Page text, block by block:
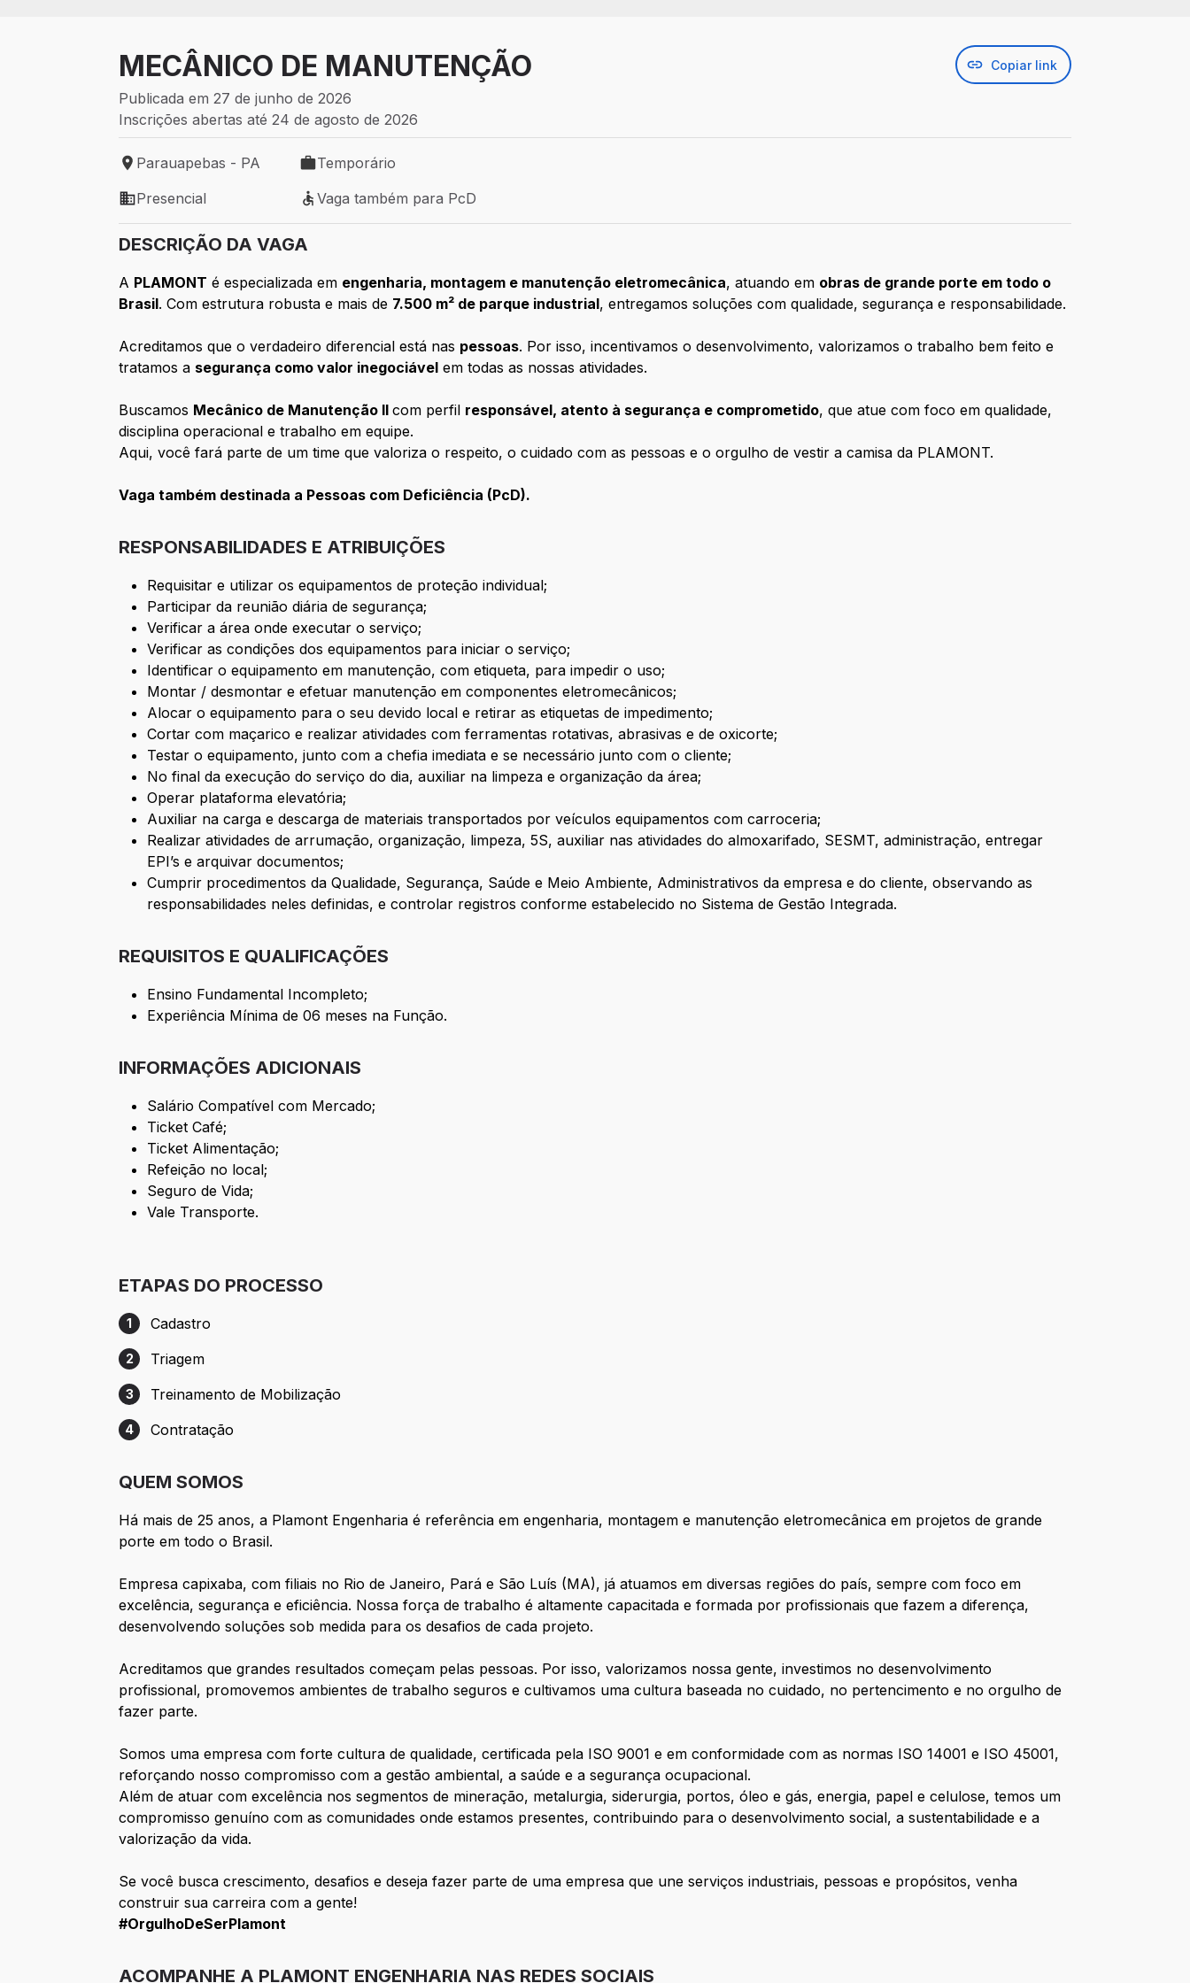
MECÂNICO DE MANUTENÇÃO Copiar link
Publicada em 27 de junho de 2026
Inscrições abertas até 24 de agosto de 2026
Local de trabalho: Parauapebas - PA
Parauapebas - PA
Tipo de vaga: Temporário
Temporário
Modelo de trabalho: Presencial
Presencial
Vaga também para PcD
Vaga também para PcD
DESCRIÇÃO DA VAGA
A PLAMONT é especializada em engenharia, montagem e manutenção eletromecânica, atuando em obras de grande porte em todo o
Brasil. Com estrutura robusta e mais de 7.500 m² de parque industrial, entregamos soluções com qualidade, segurança e responsabilidade.
Acreditamos que o verdadeiro diferencial está nas pessoas. Por isso, incentivamos o desenvolvimento, valorizamos o trabalho bem feito e
tratamos a segurança como valor inegociável em todas as nossas atividades.
Buscamos Mecânico de Manutenção llcom perfil responsável, atento à segurança e comprometido, que atue com foco em qualidade,
disciplina operacional e trabalho em equipe.
Aqui, você fará parte de um time que valoriza o respeito, o cuidado com as pessoas e o orgulho de vestir a camisa da PLAMONT.
Vaga também destinada a Pessoas com Deficiência (PcD).
RESPONSABILIDADES E ATRIBUIÇÕES
Requisitar e utilizar os equipamentos de proteção individual;
Participar da reunião diária de segurança;
Verificar a área onde executar o serviço;
Verificar as condições dos equipamentos para iniciar o serviço;
Identificar o equipamento em manutenção, com etiqueta, para impedir o uso;
Montar / desmontar e efetuar manutenção em componentes eletromecânicos;
Alocar o equipamento para o seu devido local e retirar as etiquetas de impedimento;
Cortar com maçarico e realizar atividades com ferramentas rotativas, abrasivas e de oxicorte;
Testar o equipamento, junto com a chefia imediata e se necessário junto com o cliente;
No final da execução do serviço do dia, auxiliar na limpeza e organização da área;
Operar plataforma elevatória;
Auxiliar na carga e descarga de materiais transportados por veículos equipamentos com carroceria;
Realizar atividades de arrumação, organização, limpeza, 5S, auxiliar nas atividades do almoxarifado, SESMT, administração, entregar
EPI’s e arquivar documentos;
Cumprir procedimentos da Qualidade, Segurança, Saúde e Meio Ambiente, Administrativos da empresa e do cliente, observando as
responsabilidades neles definidas, e controlar registros conforme estabelecido no Sistema de Gestão Integrada.
REQUISITOS E QUALIFICAÇÕES
Ensino Fundamental Incompleto;
Experiência Mínima de 06 meses na Função.
INFORMAÇÕES ADICIONAIS
Salário Compatível com Mercado;
Ticket Café;
Ticket Alimentação;
Refeição no local;
Seguro de Vida;
Vale Transporte.
ETAPAS DO PROCESSO
Etapa 1: Cadastro
1 Cadastro
Etapa 2: Triagem
2 Triagem
Etapa 3: Treinamento de Mobilização
3 Treinamento de Mobilização
Etapa 4: Contratação
4 Contratação
QUEM SOMOS
Há mais de 25 anos, a Plamont Engenharia é referência em engenharia, montagem e manutenção eletromecânica em projetos de grande
porte em todo o Brasil.
Empresa capixaba, com filiais no Rio de Janeiro, Pará e São Luís (MA), já atuamos em diversas regiões do país, sempre com foco em
excelência, segurança e eficiência. Nossa força de trabalho é altamente capacitada e formada por profissionais que fazem a diferença,
desenvolvendo soluções sob medida para os desafios de cada projeto.
Acreditamos que grandes resultados começam pelas pessoas. Por isso, valorizamos nossa gente, investimos no desenvolvimento
profissional, promovemos ambientes de trabalho seguros e cultivamos uma cultura baseada no cuidado, no pertencimento e no orgulho de
fazer parte.
Somos uma empresa com forte cultura de qualidade, certificada pela ISO 9001 e em conformidade com as normas ISO 14001 e ISO 45001,
reforçando nosso compromisso com a gestão ambiental, a saúde e a segurança ocupacional.
Além de atuar com excelência nos segmentos de mineração, metalurgia, siderurgia, portos, óleo e gás, energia, papel e celulose, temos um
compromisso genuíno com as comunidades onde estamos presentes, contribuindo para o desenvolvimento social, a sustentabilidade e a
valorização da vida.
Se você busca crescimento, desafios e deseja fazer parte de uma empresa que une serviços industriais, pessoas e propósitos, venha
construir sua carreira com a gente!
#OrgulhoDeSerPlamont
ACOMPANHE A PLAMONT ENGENHARIA NAS REDES SOCIAIS